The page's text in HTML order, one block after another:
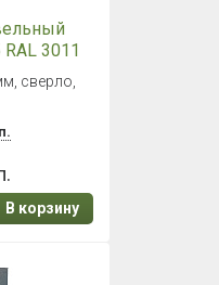
RAL 3011
№1
сверло,
В корзину